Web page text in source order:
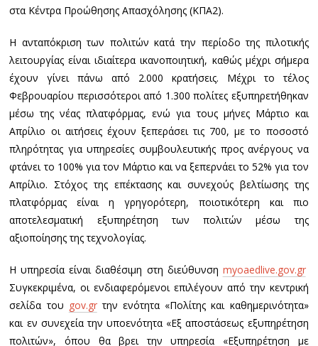
στα Κέντρα Προώθησης Απασχόλησης (ΚΠΑ2).
Η ανταπόκριση των πολιτών κατά την περίοδο της πιλοτικής
λειτουργίας είναι ιδιαίτερα ικανοποιητική, καθώς μέχρι σήμερα
έχουν γίνει πάνω από 2.000 κρατήσεις. Μέχρι το τέλος
Φεβρουαρίου περισσότεροι από 1.300 πολίτες εξυπηρετήθηκαν
μέσω της νέας πλατφόρμας, ενώ για τους μήνες Μάρτιο και
Απρίλιο οι αιτήσεις έχουν ξεπεράσει τις 700, με το ποσοστό
πληρότητας για υπηρεσίες συμβουλευτικής προς ανέργους να
φτάνει το 100% για τον Μάρτιο και να ξεπερνάει το 52% για τον
Απρίλιο. Στόχος της επέκτασης και συνεχούς βελτίωσης της
πλατφόρμας είναι η γρηγορότερη, ποιοτικότερη και πιο
αποτελεσματική εξυπηρέτηση των πολιτών μέσω της
αξιοποίησης της τεχνολογίας.
Η υπηρεσία είναι διαθέσιμη στη διεύθυνση myoaedlive.gov.gr
Συγκεκριμένα, οι ενδιαφερόμενοι επιλέγουν από την κεντρική
σελίδα του gov.grτην ενότητα «Πολίτης και καθημερινότητα»
και εν συνεχεία την υποενότητα «Εξ αποστάσεως εξυπηρέτηση
πολιτών», όπου θα βρει την υπηρεσία «Εξυπηρέτηση με